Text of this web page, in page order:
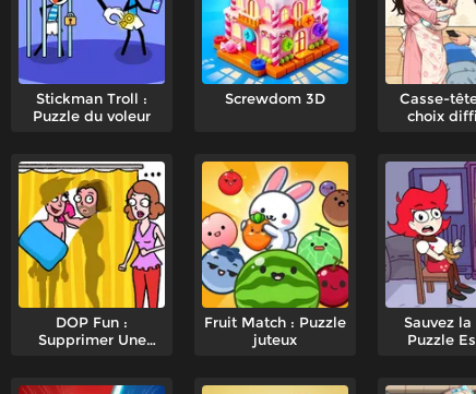
Stickman Troll :
Puzzle du voleur
Screwdom 3D
Casse-
choix
DOP Fun :
Supprimer Une
Fruit Match : Puzzle
juteux
Sauvez
Puzzle